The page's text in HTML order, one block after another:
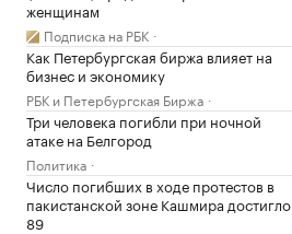
женщинам
Подписка на РБК
Как Петербургская биржа влияет на
бизнес и экономику
РБК и Петербургская Биржа
Три человека погибли при ночной
атаке на Белгород
Политика
Число погибших в ходе протестов в
пакистанской зоне Кашмира достигло
89